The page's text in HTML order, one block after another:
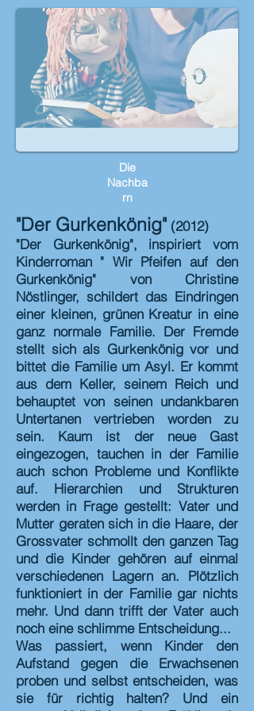
Die
Nachba
rn
"Der Gurkenkönig" (2012)
"Der Gurkenkönig", inspiriert vom
Kinderroman " Wir Pfeifen auf den
Gurkenkönig" von Christine
Nöstlinger, schildert das Eindringen
einer kleinen, grünen Kreatur in eine
ganz normale Familie. Der Fremde
stellt sich als Gurkenkönig vor und
bittet die Familie um Asyl. Er kommt
aus dem Keller, seinem Reich und
behauptet von seinen undankbaren
Untertanen vertrieben worden zu
sein. Kaum ist der neue Gast
eingezogen, tauchen in der Familie
auch schon Probleme und Konflikte
auf. Hierarchien und Strukturen
werden in Frage gestellt: Vater und
Mutter geraten sich in die Haare, der
Grossvater schmollt den ganzen Tag
und die Kinder gehören auf einmal
verschiedenen Lagern an. Plötzlich
funktioniert in der Familie gar nichts
mehr. Und dann trifft der Vater auch
noch eine schlimme Entscheidung...
Was passiert, wenn Kinder den
Aufstand gegen die Erwachsenen
proben und selbst entscheiden, was
sie für richtig halten? Und ein